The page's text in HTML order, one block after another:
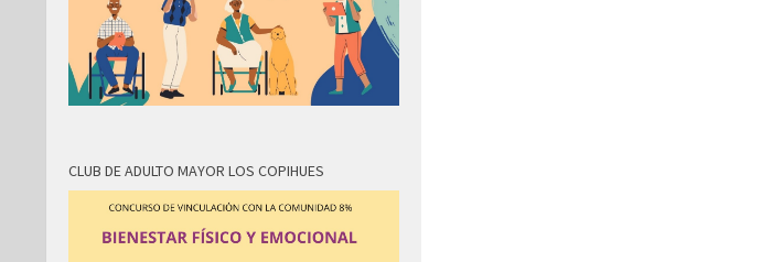
CLUB DE ADULTO MAYOR LOS COPIHUES